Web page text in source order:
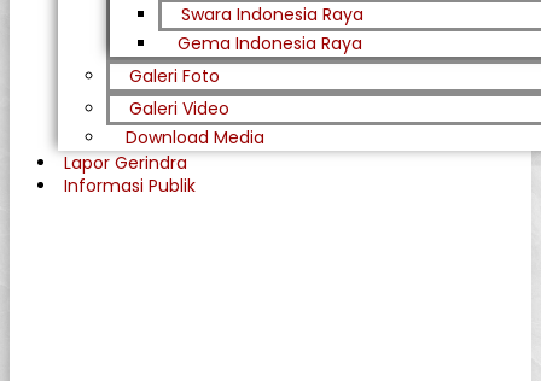
Swara Indonesia Raya
Gema Indonesia Raya
Galeri Foto
Galeri Video
Download Media
Lapor Gerindra
Informasi Publik